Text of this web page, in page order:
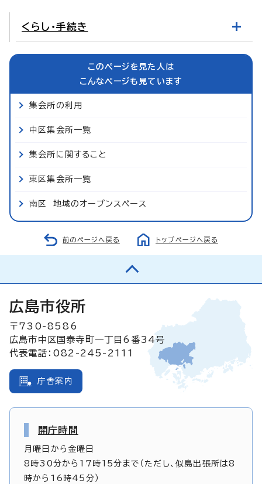
くらし・手続き
このページを見た人は
こんなページも見ています
集会所の利用
中区集会所一覧
集会所に関すること
東区集会所一覧
南区 地域のオープンスペース
前のページへ戻る トップページへ戻る
広島市役所
〒730-8586
広島市中区国泰寺町一丁目6番34号
代表電話：082-245-2111
庁舎案内
開庁時間
月曜日から金曜日
8時30分から17時15分まで（ただし、似島出張所は8
時から16時45分）